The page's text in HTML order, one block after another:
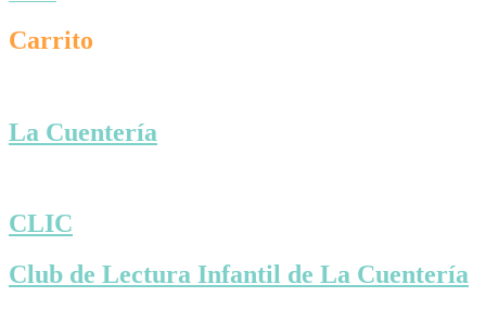
Carrito
La Cuentería
CLIC
Club de Lectura Infantil de La Cuentería